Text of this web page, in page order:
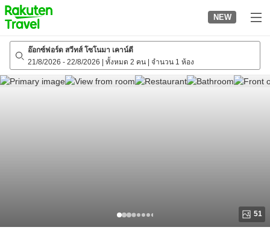
to
top
page
NEW
อ๊อกซ์ฟอร์ด สวีทส์ โซโนมา เคาน์ตี
21/8/2026 - 22/8/2026 ทั้งหมด 2 คน จำนวน 1 ห้อง
51